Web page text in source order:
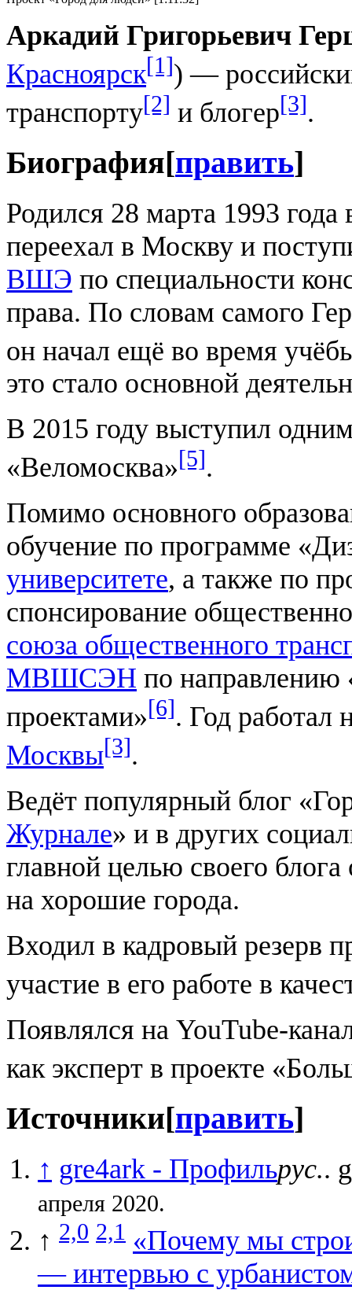
Аркадий Григорьевич
Красноярск[1]) —
транспорту[2] и блогер[3].
Биография[править]
Родился 28 марта 1993
переехал в Москву и
ВШЭ по специальности
права. По словам самого
он начал ещё во время
это стало основной
В 2015 году выступил
«Веломосква»[5].
Помимо основного
обучение по программе
университете, а также по
спонсирование
союза общественного
МВШСЭН по направлению
проектами»[6]. Год работал
Москвы[3].
Ведёт популярный блог
Журнале» и в других
главной целью своего блога
на хорошие города.
Входил в кадровый резерв
участие в его работе в
Появлялся на YouTube-
как эксперт в проекте
Источники[править]
↑ gre4ark - Профильрус..
апреля 2020.
↑ 2,0 2,1 «Почему мы
— интервью с